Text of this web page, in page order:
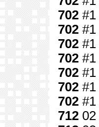
702 #1
702 #1
702 #1
702 #1
702 #1
702 #1
702 #1
712 02